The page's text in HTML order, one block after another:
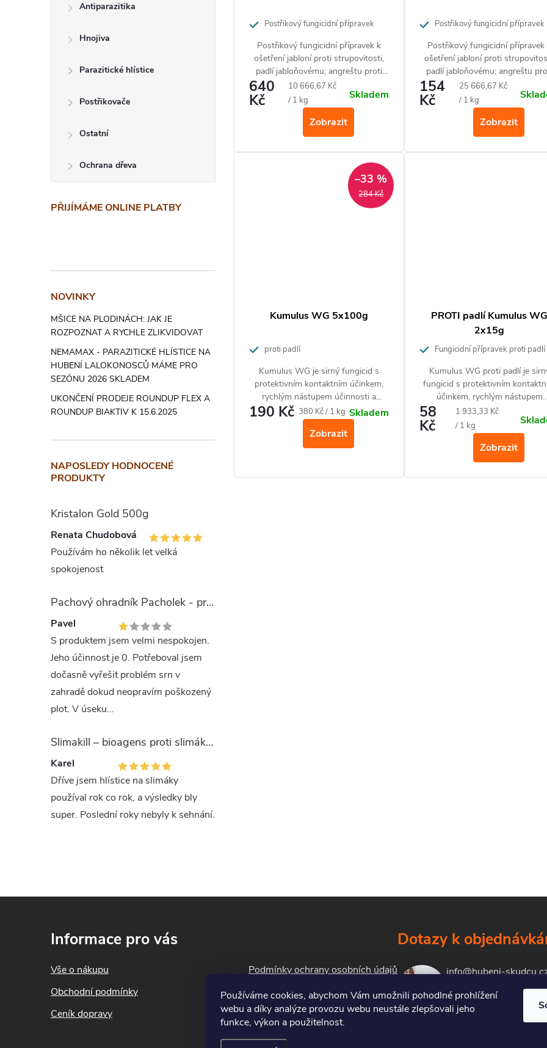
Používáme cookies, abychom Vám umožnili pohodlné prohlížení
webu a díky analýze provozu webu neustále zlepšovali jeho
funkce, výkon a použitelnost.
Antiparazitika
Hnojiva
Parazitické hlístice
Postřikovače
Ostatní
Ochrana dřeva
PŘIJÍMÁME ONLINE PLATBY
NOVINKY
MŠICE NA PLODINÁCH: JAK JE
ROZPOZNAT A RYCHLE ZLIKVIDOVAT
NEMAMAX - PARAZITICKÉ HLÍSTICE NA
HUBENÍ LALOKONOSCŮ MÁME PRO
SEZÓNU 2026 SKLADEM
UKONČENÍ PRODEJE ROUNDUP FLEX A
ROUNDUP BIAKTIV K 15.6.2025
NAPOSLEDY HODNOCENÉ
PRODUKTY
Kristalon Gold 500g
Renata Chudobová
Používám ho několik let velká
spokojenost
Pachový ohradník Pacholek - proti vysoké zvěři
Pavel
S produktem jsem velmi nespokojen.
Jeho účinnost je 0. Potřeboval jsem
dočasně vyřešit problém srn v
zahradě dokud neopravím poškozený
plot. V úseku...
Slimakill – bioagens proti slimákům (12 mil.)
Karel
Dříve jsem hlístice na slimáky
používal rok co rok, a výsledky bly
super. Poslední roky nebyly k sehnání.
Postřikový fungicidní přípravek
padlí a skvrnitosti
Postřikový fungicidní přípravek k
ošetření jabloní proti strupovitosti,
padlí jabloňovému; angreštu proti
americkému padlí nebo růží proti
640
Kč
Měrná
cena:
10 666,67 Kč
/ 1 kg
Skladem
Zobrazit
Postřikový fungicidní přípravek
padlí a skvrnitosti
Postřikový fungicidní přípravek
ošetření jabloní proti
padlí jabloňovému; angreštu
americkému padlí nebo růží proti
154
Kč
Měrná
cena:
25 666,67 Kč
/ 1 kg
Zobrazit
284 Kč
–33 %
Kumulus WG 5x100g
proti padlí
Kumulus WG je sirný fungicid s
protektivním kontaktním účinkem,
rychlým nástupem účinnosti a
reziduálním působením proti
houbovým patogenům ze skupiny
pravých padlí s vedlejší akaricidní
účinností.
190 Kč Měrná
380 Kč / 1 kg Skladem
Zobrazit
PROTI padlí Kumulus WG
2x15g
Fungicidní přípravek proti padlí
rostlin, broskvoní aj.
Kumulus WG proti padlí je
fungicid s protektivním
účinkem, rychlým nástupem
účinnosti a reziduálním
proti houbovým patogenům
skupiny pravých padlí s vedlejší
akaricidní účinností.
58
Kč
Měrná
cena:
1 933,33 Kč
/ 1 kg
Zobrazit
p
Informace pro vás
Vše o nákupu
Obchodní podmínky
Ceník dopravy
Podmínky ochrany osobních údajů
Blog
Kontakty
Dotazy k
info@hubeni-